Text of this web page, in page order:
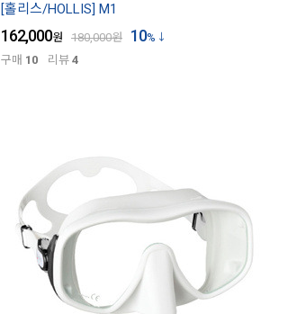
[홀리스/HOLLIS] M1
162,000원 180,000원 10%
구매 10 리뷰 4